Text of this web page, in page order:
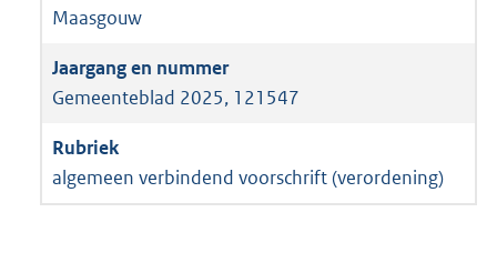
Maasgouw
Gemeenteblad 2025, 121547
algemeen verbindend voorschrift (verordening)